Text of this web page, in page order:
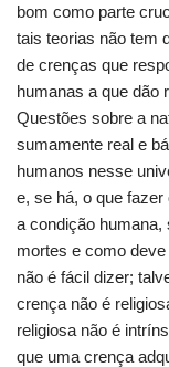
bom como parte
tais teorias não tem
de crenças que
humanas a que dão
Questões sobre a
sumamente real e
humanos nesse
e, se há, o que
a condição
mortes e como
não é fácil dizer;
crença não é
religiosa não é
que uma crença